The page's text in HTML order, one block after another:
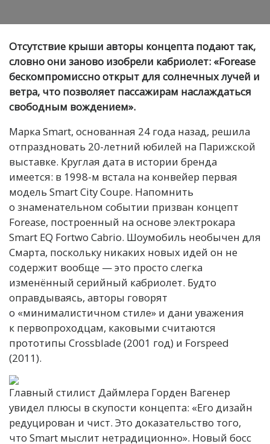
Отсутствие крыши авторы концепта подают так,
словно они заново изобрели кабриолет: «Forease
бескомпромиссно открыт для солнечных лучей и
ветра, что позволяет пассажирам наслаждаться
свободным вождением».
Марка Smart, основанная 24 года назад, решила
отпраздновать 20-летний юбилей на Парижской
выставке. Круглая дата в истории бренда
имеется: в 1998-м встала на конвейер первая
модель Smart City Coupe. Напомнить
о знаменательном событии призван концепт
Forease, построенный на основе электрокара
Smart EQ Fortwo Cabrio. Шоумобиль необычен для
Смарта, поскольку никаких новых идей он не
содержит вообще — это просто слегка
изменённый серийный кабриолет. Будто
оправдываясь, авторы говорят
о «минималистичном стиле» и дани уважения
к первопроходцам, каковыми считаются
прототипы Crossblade (2001 год) и Forspeed
(2011).
Главный стилист Даймлера Горден Вагенер
увидел плюсы в скупости концепта: «Его дизайн
редуцирован и чист. Это доказательство того,
что Smart мыслит нетрадиционно». Новый босс